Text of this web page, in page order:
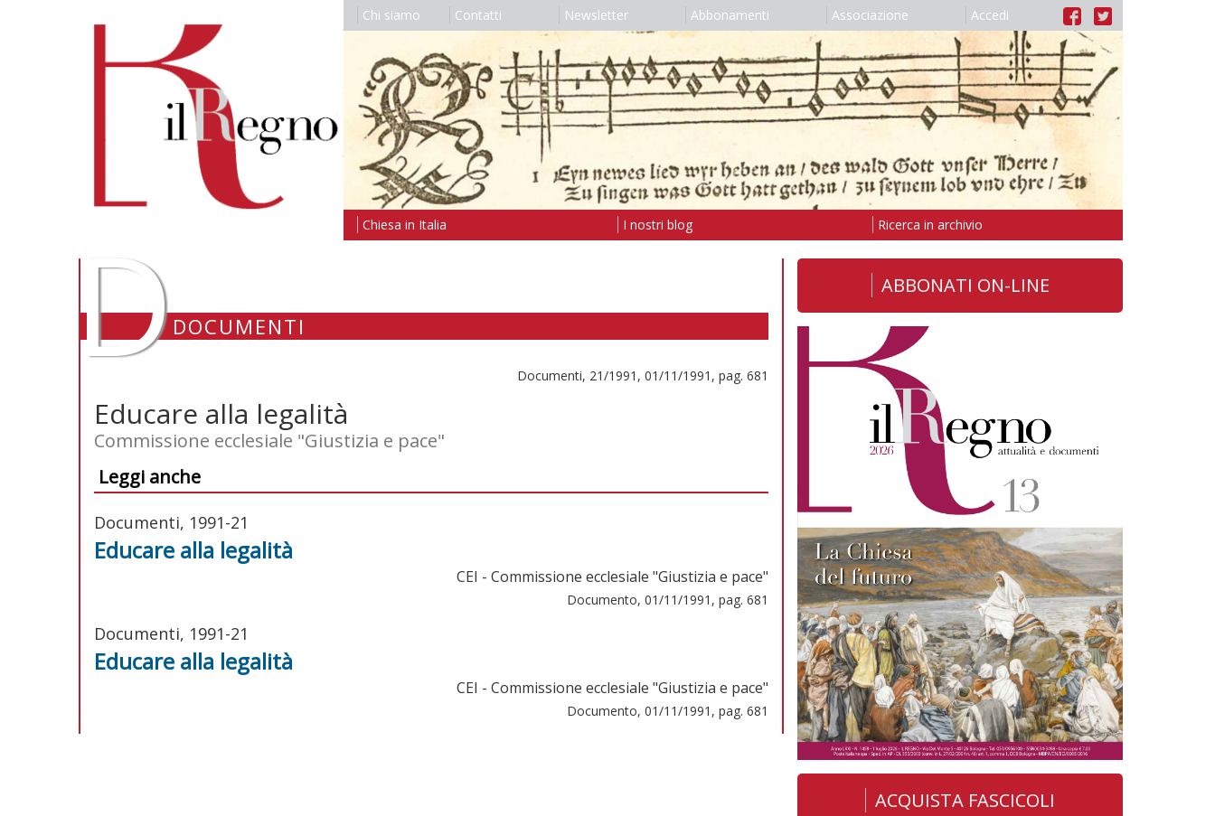
Chi siamo Contatti Newsletter Abbonamenti Associazione Accedi
Chiesa in Italia I nostri blog Ricerca in archivio
DDOCUMENTI
Documenti, 21/1991, 01/11/1991, pag. 681
Educare alla legalità
Commissione ecclesiale "Giustizia e pace"
Leggi anche
Documenti, 1991-21
Educare alla legalità
CEI - Commissione ecclesiale "Giustizia e pace"
Documento, 01/11/1991, pag. 681
Documenti, 1991-21
Educare alla legalità
CEI - Commissione ecclesiale "Giustizia e pace"
Documento, 01/11/1991, pag. 681
ABBONATI ON-LINE
ACQUISTA FASCICOLI